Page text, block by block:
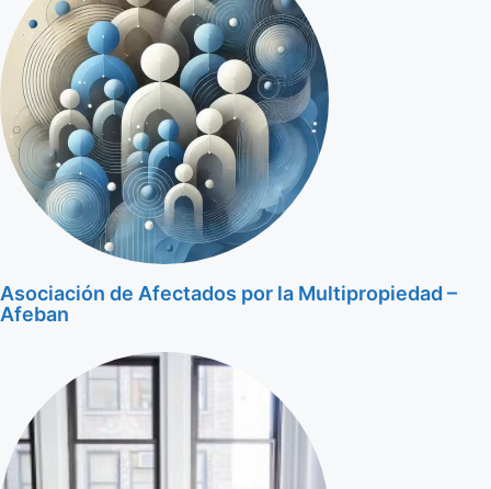
Asociación de Afectados por la Multipropiedad –
Afeban